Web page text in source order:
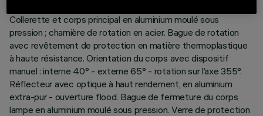
Collerette et corps principal en aluminium moulé sous
pression ; charnière de rotation en acier. Bague de rotation
avec revêtement de protection en matière thermoplastique
à haute résistance. Orientation du corps avec dispositif
manuel : interne 40° - externe 65° - rotation sur l’axe 355°.
Réflecteur avec optique à haut rendement, en aluminium
extra-pur - ouverture flood. Bague de fermeture du corps
lampe en aluminium moulé sous pression. Verre de protection